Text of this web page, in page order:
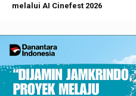
melalui AI Cinefest 2026